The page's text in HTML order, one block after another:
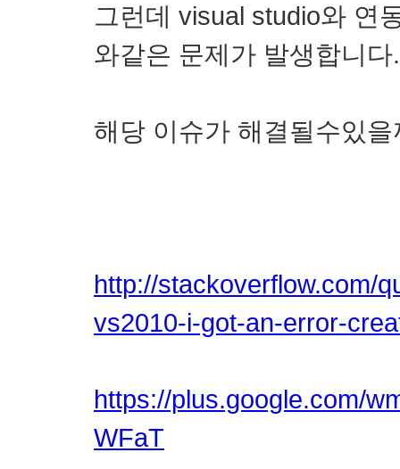
그런데 visual studio와 연
와같은 문제가 발생합니다.
해당 이슈가 해결될수있을
http://stackoverflow.com/
vs2010-i-got-an-error-
https://plus.google.com/
WFaT